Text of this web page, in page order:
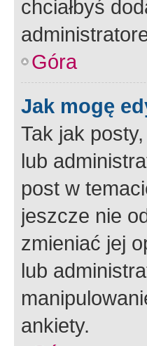
chciałbyś
Góra
Jak mogę
Tak jak
lub
post w
jeszcze nie
zmieniać jej
lub
ankiety.